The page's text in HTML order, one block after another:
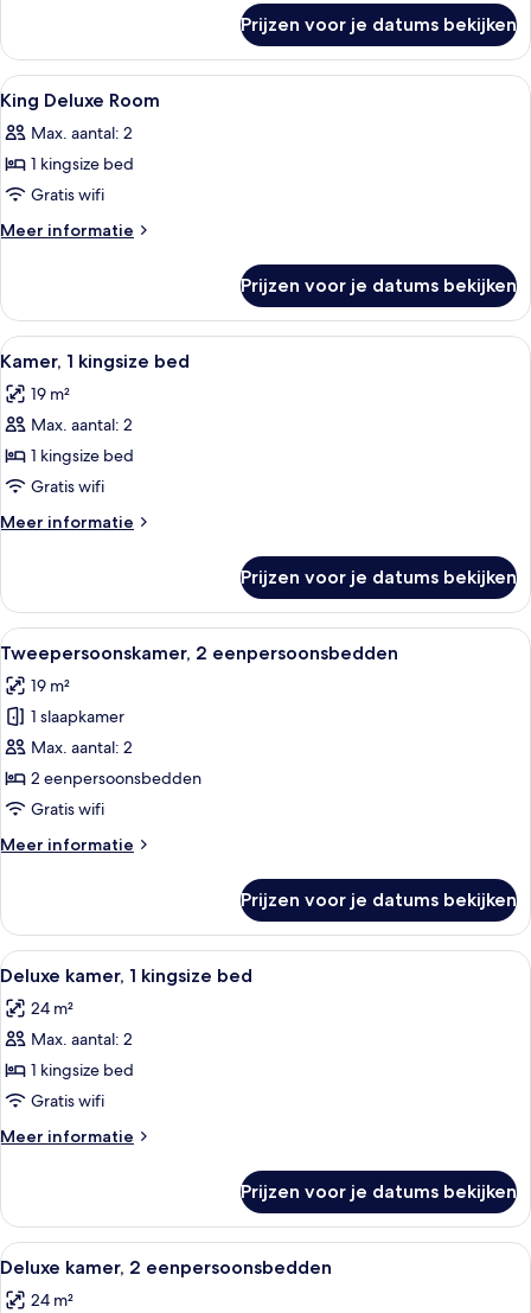
Deluxe
Room
Prijzen voor je datums bekijken
Alle
foto's
voor
King
Deluxe
Room
Een hotelkamer met een bed, een
7
King Deluxe Room
Max. aantal: 2
1 kingsize bed
Gratis wifi
Meer informatie
Meer
Deluxe
Room
Prijzen voor je datums bekijken
Alle
foto's
voor
Kamer,
1
kingsize
bed
laden
Een hotelkamer met een groot bed,
5
Kamer, 1 kingsize bed
19 m²
Max. aantal: 2
1 kingsize bed
Gratis wifi
Meer informatie
Meer
1
kingsize
bed
Prijzen voor je datums bekijken
Alle
foto's
voor
Tweepersoonskamer,
2
eenpersoonsbedden
laden
Donzen dekbedden, een minibar,
6
Tweepersoonskamer, 2 eenpersoonsbedden
19 m²
1 slaapkamer
Max. aantal: 2
2 eenpersoonsbedden
Gratis wifi
Meer informatie
Meer
2
eenpersoonsbedden
Prijzen voor je datums bekijken
Alle
foto's
voor
Deluxe
kamer,
1
kingsize
bed
Een hotelkamer met een bed,
5
Deluxe kamer, 1 kingsize bed
24 m²
Max. aantal: 2
1 kingsize bed
Gratis wifi
Meer informatie
Meer
kamer,
kingsize
Prijzen voor je datums bekijken
Alle
foto's
Een hotelkamer met twee bedden,
4
Deluxe kamer, 2 eenpersoonsbedden
24 m²